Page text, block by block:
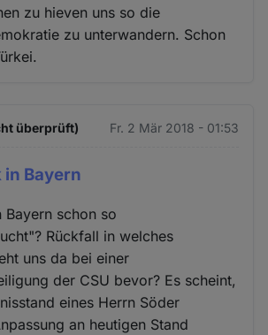
zu hieven uns so die
zu unterwandern. Schon
überprüft) Fr. 2 Mär 2018 - 01:53
in Bayern
schon so
Rückfall in welches
uns da bei einer
der CSU bevor? Es scheint,
eines Herrn Söder
an heutigen Stand